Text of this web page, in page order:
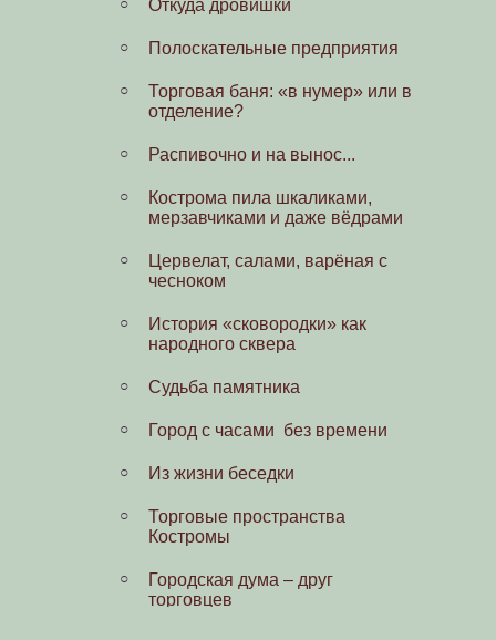
Откуда дровишки
Полоскательные предприятия
Торговая баня: «в нумер» или в
отделение?
Распивочно и на вынос...
Кострома пила шкаликами,
мерзавчиками и даже вёдрами
Цервелат, салами, варёная с
чесноком
История «сковородки» как
народного сквера
Судьба памятника
Город с часами без времени
Из жизни беседки
Торговые пространства
Костромы
Городская дума – друг
торговцев